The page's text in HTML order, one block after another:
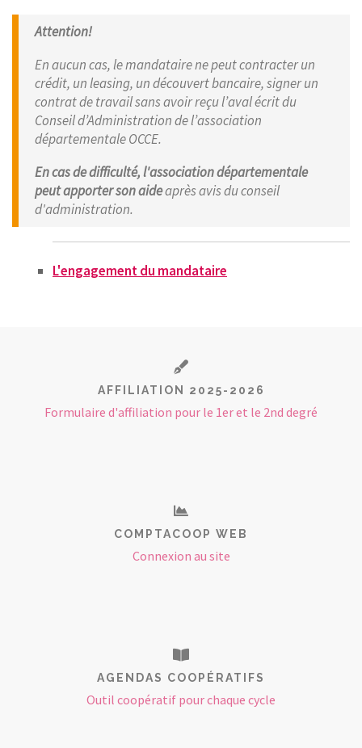
Attention!
En aucun cas, le mandataire ne peut contracter un
crédit, un leasing, un découvert bancaire, signer un
contrat de travail sans avoir reçu l’aval écrit du
Conseil d’Administration de l’association
départementale OCCE.
En cas de difficulté, l'association départementale
peut apporter son aideaprès avis du conseil
d'administration.
L'engagement du mandataire
AFFILIATION 2025-2026
Formulaire d'affiliation pour le 1er et le 2nd degré
COMPTACOOP WEB
Connexion au site
AGENDAS COOPÉRATIFS
Outil coopératif pour chaque cycle